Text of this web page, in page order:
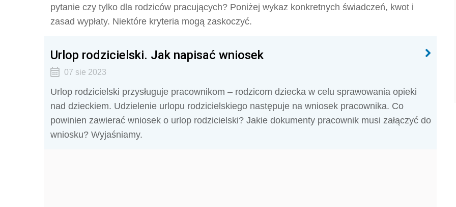
pytanie czy tylko dla rodziców pracujących? Poniżej wykaz konkretnych świadczeń, kwot i
zasad wypłaty. Niektóre kryteria mogą zaskoczyć.
Urlop rodzicielski. Jak napisać wniosek
07 sie 2023
Urlop rodzicielski przysługuje pracownikom – rodzicom dziecka w celu sprawowania opieki
nad dzieckiem. Udzielenie urlopu rodzicielskiego następuje na wniosek pracownika. Co
powinien zawierać wniosek o urlop rodzicielski? Jakie dokumenty pracownik musi załączyć do
wniosku? Wyjaśniamy.